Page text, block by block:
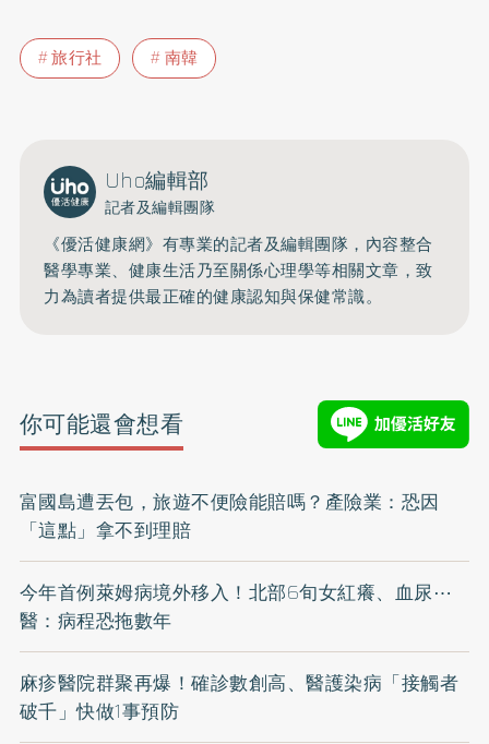
旅行社 南韓
Uho編輯部
記者及編輯團隊
《優活健康網》有專業的記者及編輯團隊，內容整合
醫學專業、健康生活乃至關係心理學等相關文章，致
力為讀者提供最正確的健康認知與保健常識。
你可能還會想看
富國島遭丟包，旅遊不便險能賠嗎？產險業：恐因
「這點」拿不到理賠
今年首例萊姆病境外移入！北部6旬女紅癢、血尿⋯
醫：病程恐拖數年
麻疹醫院群聚再爆！確診數創高、醫護染病「接觸者
破千」快做1事預防